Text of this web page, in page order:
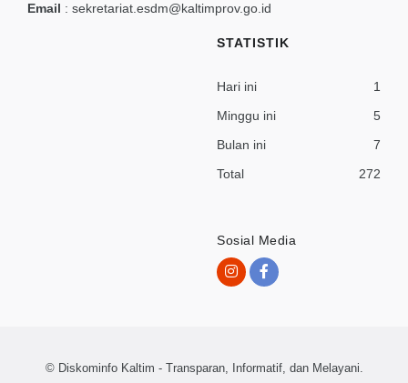
Email : sekretariat.esdm@kaltimprov.go.id
STATISTIK
Hari ini
1
Minggu ini
5
Bulan ini
7
Total
272
Sosial Media
© Diskominfo Kaltim - Transparan, Informatif, dan Melayani.